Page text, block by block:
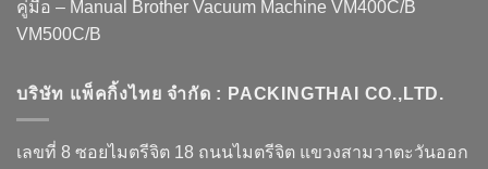
คู่มือ – Manual Brother Vacuum Machine VM400C/B
VM500C/B
บริษัท แพ็คกิ้งไทย จำกัด : PACKINGTHAI CO.,LTD.
เลขที่ 8 ซอยไมตรีจิต 18 ถนนไมตรีจิต แขวงสามวาตะวันออก